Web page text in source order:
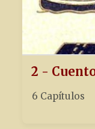
2 -
6 Capítulos